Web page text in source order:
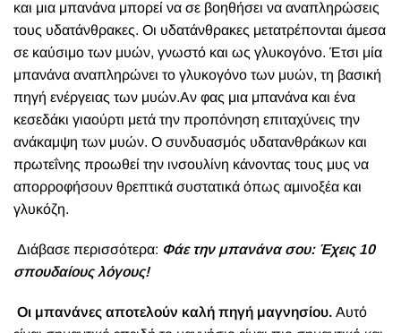
και μια μπανάνα μπορεί να σε βοηθήσει να αναπληρώσεις
τους υδατάνθρακες. Οι υδατάνθρακες μετατρέπονται άμεσα
σε καύσιμο των μυών, γνωστό και ως γλυκογόνο. Έτσι μία
μπανάνα αναπληρώνει το γλυκογόνο των μυών, τη βασική
πηγή ενέργειας των μυών.Αν φας μια μπανάνα και ένα
κεσεδάκι γιαούρτι μετά την προπόνηση επιταχύνεις την
ανάκαμψη των μυών. Ο συνδυασμός υδατανθράκων και
πρωτεΐνης προωθεί την ινσουλίνη κάνοντας τους μυς να
απορροφήσουν θρεπτικά συστατικά όπως αμινοξέα και
γλυκόζη.
Διάβασε περισσότερα: Φάε την μπανάνα σου: Έχεις 10
σπουδαίους λόγους!
Οι μπανάνες αποτελούν καλή πηγή μαγνησίου. Αυτό